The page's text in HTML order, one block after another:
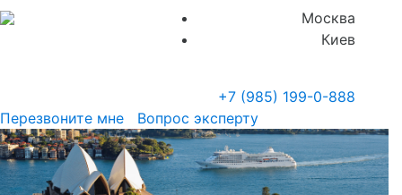
Москва
Киев
+7 (985) 199-0-888
Перезвоните мне
Вопрос эксперту